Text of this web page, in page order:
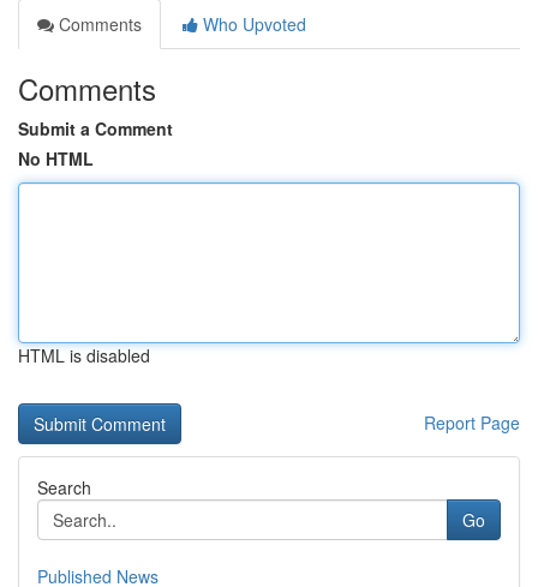
Comments
Who Upvoted
Comments
Submit a Comment
No HTML
HTML is disabled
Report Page
Search
Go
Published News